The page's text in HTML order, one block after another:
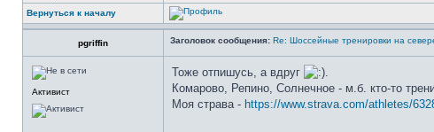
Вернуться к началу
pgriffin Заголовок сообщения: Re: Шоссейные тренировки на
Активист
Тоже отпишусь, а вдруг
.
Комарово, Репино, Солнечное - м.б. кто-то
Моя страва - https://www.strava.com/athletes/